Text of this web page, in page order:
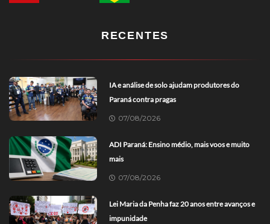
RECENTES
IA e análise de solo ajudam produtores do
Paraná contra pragas
07/08/2026
ADI Paraná: Ensino médio, mais voos e muito
mais
07/08/2026
Lei Maria da Penha faz 20 anos entre avanços e
impunidade